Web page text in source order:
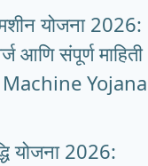
योजना 2026:
आणि संपूर्ण
Yojana
योजना 2026: